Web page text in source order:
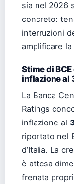
sia nel 2026
concreto:
interruzioni
amplificare la
Stime di
inflazione al
La Banca
Ratings
inflazione al
riportato nel
d’Italia. La
è attesa
frenata